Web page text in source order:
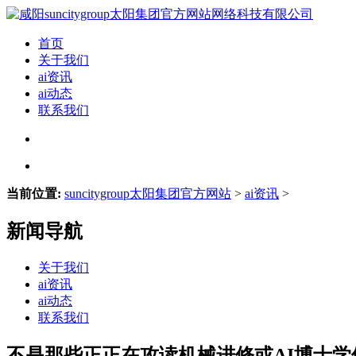
首页
关于我们
ai资讯
ai动态
联系我们
当前位置: suncitygroup太阳集团官方网站 > ai资讯 >
新闻导航
关于我们
ai资讯
ai动态
联系我们